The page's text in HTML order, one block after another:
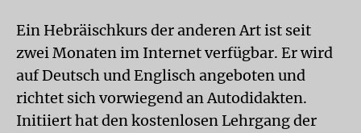
Ein Hebräischkurs der anderen Art ist seit
zwei Monaten im Internet verfügbar. Er wird
auf Deutsch und Englisch angeboten und
richtet sich vorwiegend an Autodidakten.
Initiiert hat den kostenlosen Lehrgang der